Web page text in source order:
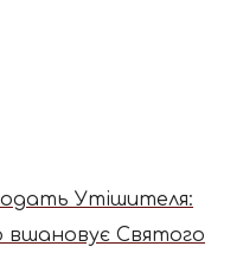
Утішителя:
вшановує Святого